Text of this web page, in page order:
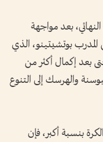
بعد مواجهة
بوتشيتينو، الذي
بعد إكمال أكثر من
والهرسك إلى التنوع
بنسبة أكبر، فإن